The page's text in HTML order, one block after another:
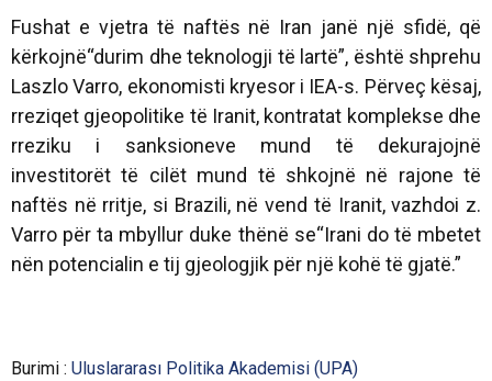
Fushat e vjetra të naftës në Iran janë një sfidë, që
kërkojnë“durim dhe teknologji të lartë”, është shprehu
Laszlo Varro, ekonomisti kryesor i IEA-s. Përveç kësaj,
rreziqet gjeopolitike të Iranit, kontratat komplekse dhe
rreziku i sanksioneve mund të dekurajojnë
investitorët të cilët mund të shkojnë në rajone të
naftës në rritje, si Brazili, në vend të Iranit, vazhdoi z.
Varro për ta mbyllur duke thënë se“Irani do të mbetet
nën potencialin e tij gjeologjik për një kohë të gjatë.”
Burimi : Uluslararası Politika Akademisi (UPA)